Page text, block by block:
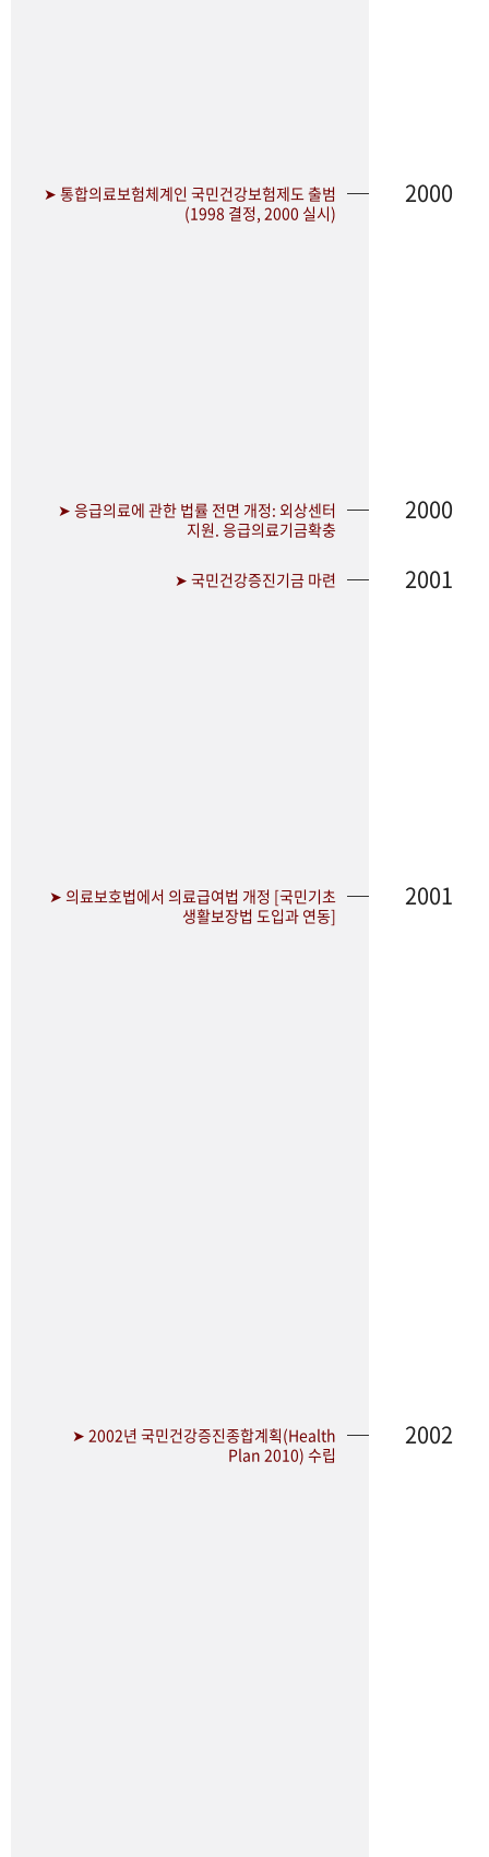
➤ 통합의료보험체계인 국민건강보험제도 출범
(1998 결정, 2000 실시)
2000
➤ 응급의료에 관한 법률 전면 개정: 외상센터
지원. 응급의료기금확충
2000
➤ 국민건강증진기금 마련 2001
➤ 의료보호법에서 의료급여법 개정 [국민기초
생활보장법 도입과 연동]
2001
➤ 2002년 국민건강증진종합계획(Health
Plan 2010) 수립
2002